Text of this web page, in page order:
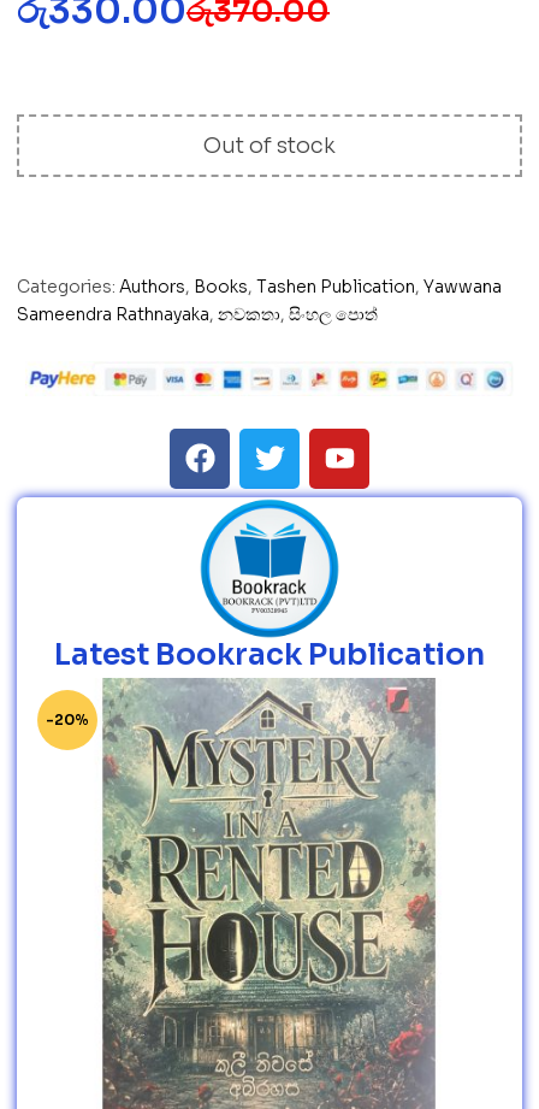
රු370.00
රු330.00
Out of stock
Categories: Authors, Books, Tashen Publication, Yawwana
Sameendra Rathnayaka, නවකතා, සිංහල පොත්
Latest Bookrack Publication
-20%